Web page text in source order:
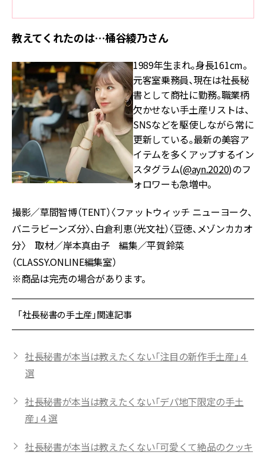
教えてくれたのは…桶谷綾乃さん
1989年生まれ。身長161cm。
元客室乗務員、現在は社長秘
書として商社に勤務。職業柄
欠かせない手土産リストは、
SNSなどを駆使しながら常に
更新している。最新の美容ア
イテムを多くアップするイン
スタグラム(@ayn.2020)のフ
ォロワーも急増中。
撮影／草間智博（TENT）〈ファットウィッチ ニューヨーク、
バニラビーンズ分〉、白倉利恵（光文社）〈豆徳、メゾンカカオ
分〉 取材／岸本真由子 編集／平賀鈴菜
（CLASSY.ONLINE編集室）
※商品は完売の場合があります。
「社長秘書の手土産」関連記事
社長秘書が本当は教えたくない「注目の新作手土産」４
選
社長秘書が本当は教えたくない「デパ地下限定の手土
産」４選
社長秘書が本当は教えたくない「可愛くて絶品のクッキ